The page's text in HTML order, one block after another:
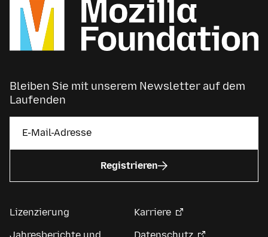
Bleiben Sie mit unserem Newsletter auf dem
Laufenden
Registrieren
Lizenzierung
Karriere